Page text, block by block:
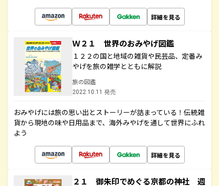
詳細を見る
Ｗ２１ 世界のおみやげ図鑑
１２２の国と地域の雑貨や民芸品、定番み
やげを旅の雑学とともに解説
旅の図鑑
2022.10.11 発売
おみやげには旅の思い出とストーリーが詰まっている！伝統雑
貨から現地の味や日用品まで、海外みやげを通して世界にふれ
よう
詳細を見る
２１ 御朱印でめぐる京都の神社 週